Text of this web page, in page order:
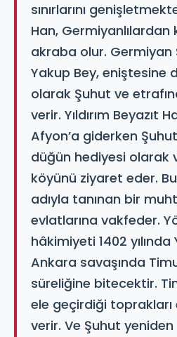
sınırlarını
Han, Germiyanlılardan
akraba olur. Germiyan
Yakup Bey, eniştesine
olarak Şuhut ve
verir. Yıldırım Beyazıt
Afyon’a giderken
düğün hediyesi olarak
köyünü ziyaret eder.
adıyla tanınan bir
evlatlarına vakfeder.
hâkimiyeti 1402 yılında
Ankara savaşında
süreliğine bitecektir.
ele geçirdiği
verir. Ve Şuhut yeniden